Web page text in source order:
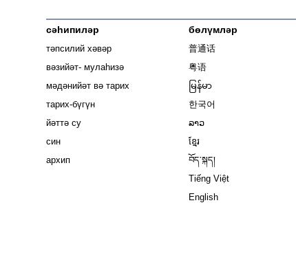
сәһипиләр
тәпсилий хәвәр
вәзийәт- мулаһизә
мәдәнийәт вә тарих
тарих-бүгүн
йәттә су
син
архип
бөлүмләр
普通话
粤语
မြန်မာ
한국어
ລາວ
ខ្មែរ
བོད་སྐད།
Tiếng Việt
English